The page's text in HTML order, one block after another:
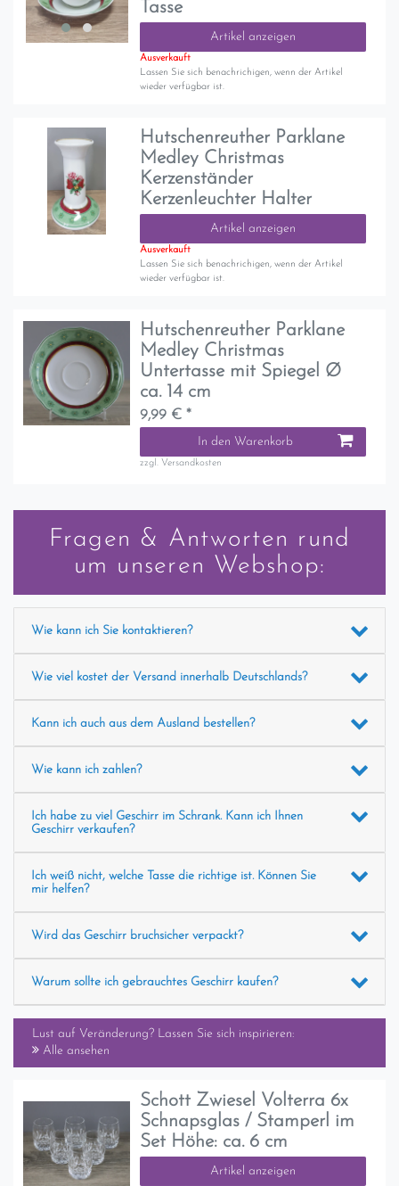
Tasse
Artikel anzeigen
Ausverkauft
Lassen Sie sich benachrichigen, wenn der Artikel
wieder verfügbar ist.
Hutschenreuther Parklane
Medley Christmas
Kerzenständer
Kerzenleuchter Halter
Artikel anzeigen
Ausverkauft
Lassen Sie sich benachrichigen, wenn der Artikel
wieder verfügbar ist.
Hutschenreuther Parklane
Medley Christmas
Untertasse mit Spiegel Ø
ca. 14 cm
9,99 € *
In den Warenkorb
zzgl. Versandkosten
Fragen & Antworten rund
um unseren Webshop:
Wie kann ich Sie kontaktieren?
Wie viel kostet der Versand innerhalb Deutschlands?
Kann ich auch aus dem Ausland bestellen?
Wie kann ich zahlen?
Ich habe zu viel Geschirr im Schrank. Kann ich Ihnen
Geschirr verkaufen?
Ich weiß nicht, welche Tasse die richtige ist. Können Sie
mir helfen?
Wird das Geschirr bruchsicher verpackt?
Warum sollte ich gebrauchtes Geschirr kaufen?
Lust auf Veränderung? Lassen Sie sich inspirieren:
Alle ansehen
Schott Zwiesel Volterra 6x
Schnapsglas / Stamperl im
Set Höhe: ca. 6 cm
Artikel anzeigen